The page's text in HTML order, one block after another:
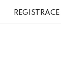
REGISTRACE